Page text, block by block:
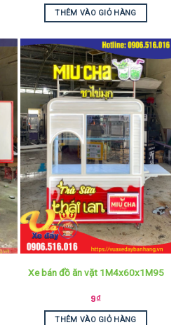
THÊM VÀO GIỎ HÀNG
Xe bán đồ ăn vặt 1M4x60x1M95
9₫
THÊM VÀO GIỎ HÀNG